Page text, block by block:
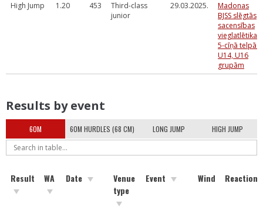
High Jump
1.20 453
Third-class
junior
29.03.2025.
Madonas
BJSS slēgtās
sacensības
vieglatlētikas
5-cīņā telpās
U14, U16
grupām
Results by event
60M 60M HURDLES (68 CM) LONG JUMP HIGH JUMP
Result WA Date
Venue
type
Event Wind Reaction